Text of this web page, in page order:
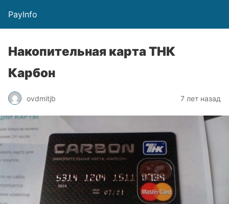
PayInfo
Накопительная карта ТНК
Карбон
ovdmitjb 7 лет назад